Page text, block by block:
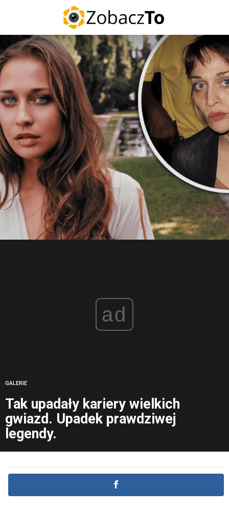
ad
GALERIE
Tak upadały kariery wielkich
gwiazd. Upadek prawdziwej
legendy.